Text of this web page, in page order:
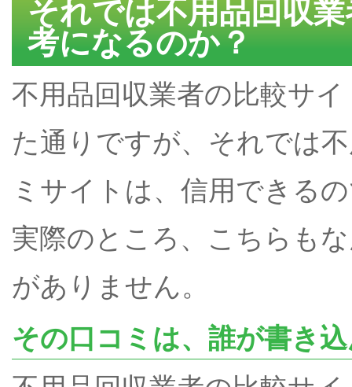
それでは不用品回収
考になるのか？
不用品回収業者の比較サ
た通りですが、それでは
ミサイトは、信用できる
実際のところ、こちらも
がありません。
その口コミは、誰が書き